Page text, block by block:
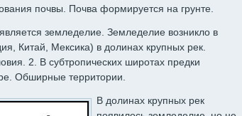
почвы. Почва формируется на грунте.
земледелие. Земледелие возникло в
Китай, Мексика) в долинах крупных рек.
2. В субтропических широтах предки
Обширные территории.
В долинах крупных рек